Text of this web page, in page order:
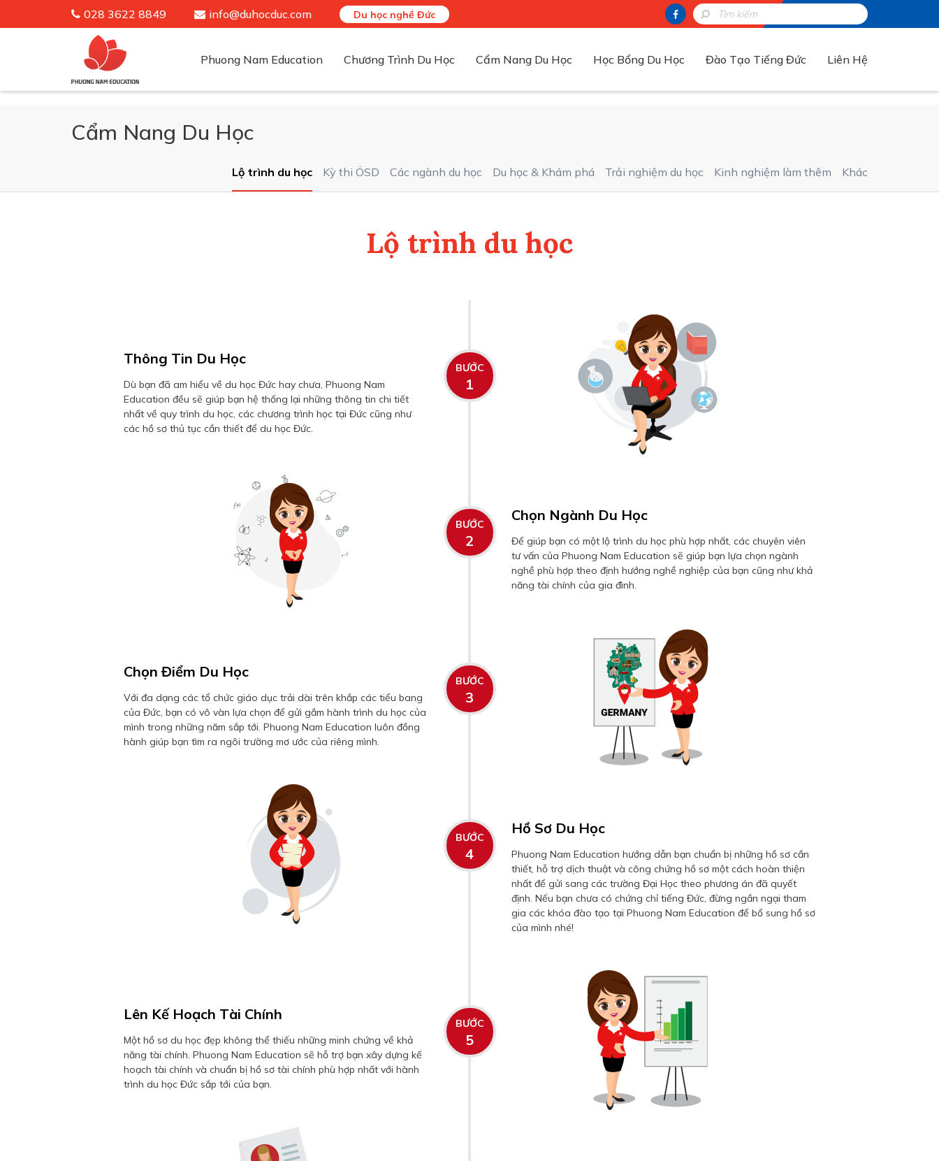
028 3622 8849 info@duhocduc.com Du học nghề Đức
Phuong Nam Education Chương Trình Du Học Cẩm Nang Du Học Học Bổng Du Học Đào Tạo Tiếng Đức Liên Hệ
Cẩm Nang Du Học
Lộ trình du học Kỳ thi ÖSD Các ngành du học Du học & Khám phá Trải nghiệm du học Kinh nghiệm làm thêm Khác
Lộ trình du học
BƯỚC
1
Thông Tin Du Học
Dù bạn đã am hiểu về du học Đức hay chưa, Phuong Nam
Education đều sẽ giúp bạn hệ thống lại những thông tin chi tiết
nhất về quy trình du học, các chương trình học tại Đức cũng như
các hồ sơ thủ tục cần thiết để du học Đức.
BƯỚC
2
Chọn Ngành Du Học
Để giúp bạn có một lộ trình du học phù hợp nhất, các chuyên viên
tư vấn của Phuong Nam Education sẽ giúp bạn lựa chọn ngành
nghề phù hợp theo định hướng nghề nghiệp của bạn cũng như khả
năng tài chính của gia đình.
BƯỚC
3
Chọn Điểm Du Học
Với đa dạng các tổ chức giáo dục trải dài trên khắp các tiểu bang
của Đức, bạn có vô vàn lựa chọn để gửi gắm hành trình du học của
mình trong những năm sắp tới. Phuong Nam Education luôn đồng
hành giúp bạn tìm ra ngôi trường mơ ước của riêng mình.
BƯỚC
4
Hồ Sơ Du Học
Phuong Nam Education hướng dẫn bạn chuẩn bị những hồ sơ cần
thiết, hỗ trợ dịch thuật và công chứng hồ sơ một cách hoàn thiện
nhất để gửi sang các trường Đại Học theo phương án đã quyết
định. Nếu bạn chưa có chứng chỉ tiếng Đức, đừng ngần ngại tham
gia các khóa đào tạo tại Phuong Nam Education để bổ sung hồ sơ
của mình nhé!
BƯỚC
5
Lên Kế Hoạch Tài Chính
Một hồ sơ du học đẹp không thể thiếu những minh chứng về khả
năng tài chính. Phuong Nam Education sẽ hỗ trợ bạn xây dựng kế
hoạch tài chính và chuẩn bị hồ sơ tài chính phù hợp nhất với hành
trình du học Đức sắp tới của bạn.